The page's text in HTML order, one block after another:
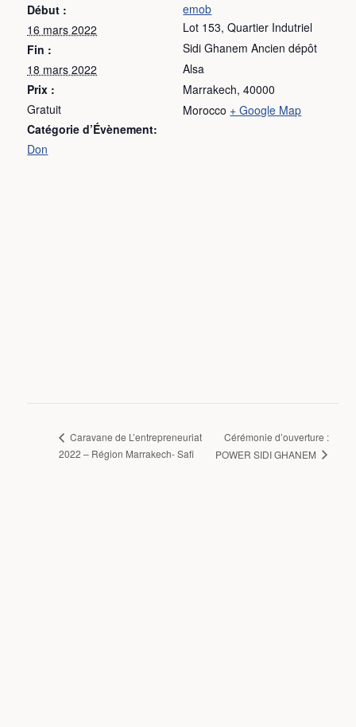
Début :
16 mars 2022
Fin :
18 mars 2022
Prix :
Gratuit
Catégorie d’Évènement:
Don
emob
Lot 153, Quartier Indutriel
Sidi Ghanem Ancien dépôt
Alsa
Marrakech, 40000
Morocco + Google Map
Caravane de L’entrepreneuriat
2022 – Région Marrakech- Safi
Cérémonie d’ouverture :
POWER SIDI GHANEM